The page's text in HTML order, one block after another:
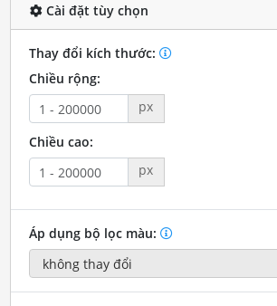
Cài đặt tùy chọn
Thay đổi kích thước:
Chiều rộng:
px
Chiều cao:
px
Áp dụng bộ lọc màu: